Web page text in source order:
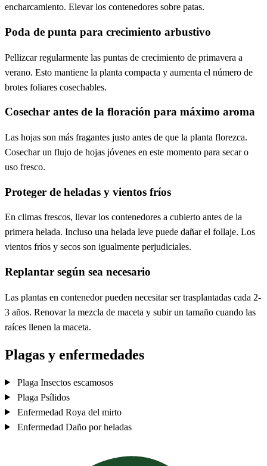
encharcamiento. Elevar los contenedores sobre patas.
Poda de punta para crecimiento arbustivo
Pellizcar regularmente las puntas de crecimiento de primavera a
verano. Esto mantiene la planta compacta y aumenta el número de
brotes foliares cosechables.
Cosechar antes de la floración para máximo aroma
Las hojas son más fragantes justo antes de que la planta florezca.
Cosechar un flujo de hojas jóvenes en este momento para secar o
uso fresco.
Proteger de heladas y vientos fríos
En climas frescos, llevar los contenedores a cubierto antes de la
primera helada. Incluso una helada leve puede dañar el follaje. Los
vientos fríos y secos son igualmente perjudiciales.
Replantar según sea necesario
Las plantas en contenedor pueden necesitar ser trasplantadas cada 2-
3 años. Renovar la mezcla de maceta y subir un tamaño cuando las
raíces llenen la maceta.
Plagas y enfermedades
Plaga Insectos escamosos
Plaga Psílidos
Enfermedad Roya del mirto
Enfermedad Daño por heladas